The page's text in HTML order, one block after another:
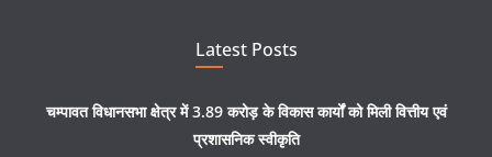
Latest Posts
चम्पावत विधानसभा क्षेत्र में 3.89 करोड़ के विकास कार्यों को मिली वित्तीय एवं
प्रशासनिक स्वीकृति